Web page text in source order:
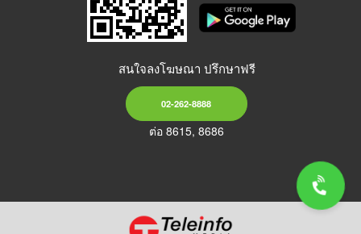
สนใจลงโฆษณา ปรึกษาฟรี
02-262-8888
ต่อ 8615, 8686